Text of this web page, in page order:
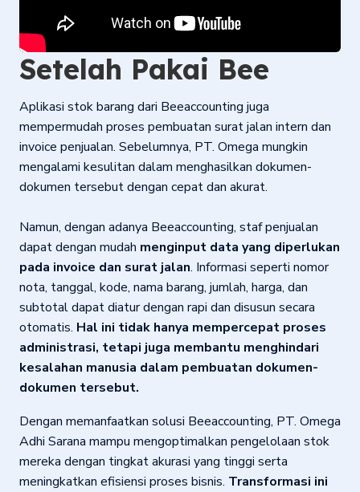
Setelah Pakai Bee
Aplikasi stok barang dari Beeaccounting juga
mempermudah proses pembuatan surat jalan intern dan
invoice penjualan. Sebelumnya, PT. Omega mungkin
mengalami kesulitan dalam menghasilkan dokumen-
dokumen tersebut dengan cepat dan akurat.
Namun, dengan adanya Beeaccounting, staf penjualan
dapat dengan mudah menginput data yang diperlukan
pada invoice dan surat jalan. Informasi seperti nomor
nota, tanggal, kode, nama barang, jumlah, harga, dan
subtotal dapat diatur dengan rapi dan disusun secara
otomatis. Hal ini tidak hanya mempercepat proses
administrasi, tetapi juga membantu menghindari
kesalahan manusia dalam pembuatan dokumen-
dokumen tersebut.
Dengan memanfaatkan solusi Beeaccounting, PT. Omega
Adhi Sarana mampu mengoptimalkan pengelolaan stok
mereka dengan tingkat akurasi yang tinggi serta
meningkatkan efisiensi proses bisnis. Transformasi ini